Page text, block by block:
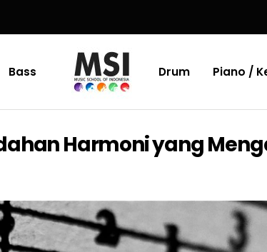
Bass Drum Piano /
Harmoni yang